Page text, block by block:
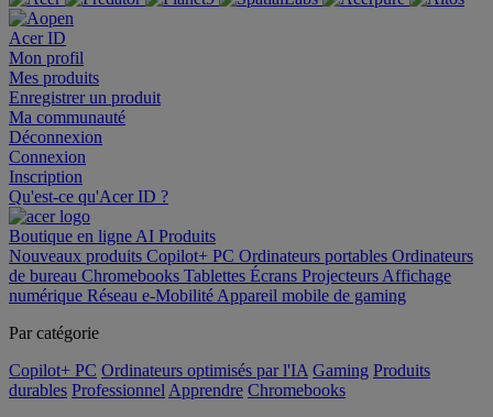
Acer ID
Mon profil
Mes produits
Enregistrer un produit
Ma communauté
Déconnexion
Connexion
Inscription
Qu'est-ce qu'Acer ID ?
Boutique en ligne AI Produits
Nouveaux produits Copilot+ PC Ordinateurs portables Ordinateurs
de bureau Chromebooks Tablettes Écrans Projecteurs Affichage
numérique Réseau e-Mobilité Appareil mobile de gaming
Par catégorie
Copilot+ PC Ordinateurs optimisés par l'IA Gaming Produits
durables Professionnel Apprendre Chromebooks